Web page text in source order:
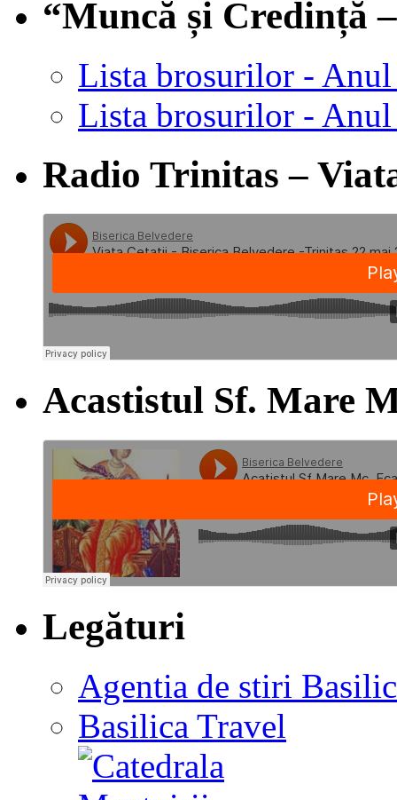
“Muncă și Credință
Lista brosurilor -
Lista brosurilor -
Radio Trinitas –
Acastistul Sf. Mare
Legături
Agentia de stiri
Basilica Travel